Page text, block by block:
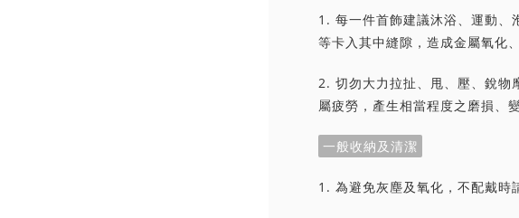
1. 每一件首飾建議沐浴、運動、
等卡入其中縫隙，造成金屬氧化
2. 切勿大力拉扯、甩、壓、銳物
屬疲勞，產生相當程度之磨損、
一般收納及清潔
1. 為避免灰塵及氧化，不配戴時